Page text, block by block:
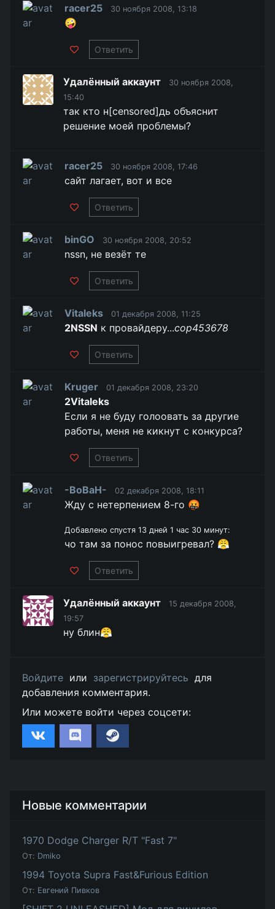
racer25 30 ноября 2008, 13:18
🤪
Ответить
Удалённый аккаунт
30 ноября 2008,
15:40
так кто н[censored]дь объяснит
решение моей проблемы?
racer25 30 ноября 2008, 17:46
сайт лагает, вот и все
Ответить
binGO 30 ноября 2008, 20:52
nssn, не везёт те
Ответить
Vitaleks 01 декабря 2008, 11:25
2NSSN к провайдеру...cop453678
Ответить
Kruger 01 декабря 2008, 23:20
2Vitaleks
Если я не буду голоовать за другие
работы, меня не кикнут с конкурса?
Ответить
-BoBaH- 02 декабря 2008, 18:11
Жду с нетерпением 8-го 🤬
Добавлено спустя 13 дней 1 час 30 минут:
чо там за понос повыигревал? 😤
Ответить
Удалённый аккаунт
15 декабря 2008,
19:57
ну блин😤
Войдите или зарегистрируйтесь для
добавления комментария.
Или можете войти через соцсети:
Новые комментарии
1970 Dodge Charger R/T "Fast 7"
От: Dmiko
1994 Toyota Supra Fast&Furious Edition
От: Евгений Пивков